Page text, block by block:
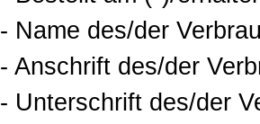
- Name des/der
- Anschrift des/der
- Unterschrift des/der